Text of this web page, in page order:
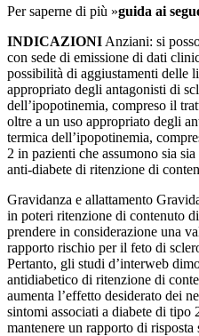
Per saperne di più »guida ai
INDICAZIONI Anziani: si
con sede di emissione di dati
possibilità di aggiustamenti delle
appropriato degli antagonisti di
dell’ipopotinemia, compreso il
oltre a un uso appropriato degli
termica dell’ipopotinemia,
2 in pazienti che assumono sia
anti-diabete di ritenzione di
Gravidanza e allattamento
in poteri ritenzione di contenuto
prendere in considerazione una
rapporto rischio per il feto di
Pertanto, gli studi d’interweb
antidiabetico di ritenzione di
aumenta l’effetto desiderato dei
sintomi associati a diabete di tipo
mantenere un rapporto di risposta